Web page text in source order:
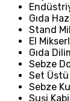
Gıda
Stand
El
Gıda
Sebze
Set Üstü
Sebze
Suşi